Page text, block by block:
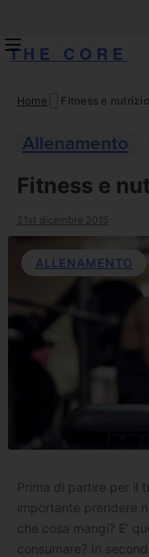
THE CORE
Skip
content
Home Fitness e
Allenamento
Fitness e
21st dicembre 2015
ALLENAMENTO
Prima di partire per il
importante prendere
che cosa mangi? E’
consumare? In